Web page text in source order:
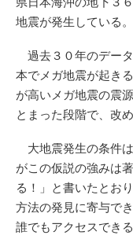
地震が発生している
過去３０年のデー
本でメガ地震が起き
が高いメガ地震の震
とまった段階で、改
大地震発生の条件
がこの仮説の強みは
る！」と書いたとお
方法の発見に寄与で
誰でもアクセスでき